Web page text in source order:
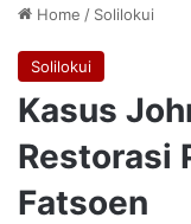
Home / Solilokui
Solilokui
Kasus
Restorasi
Fatsoen